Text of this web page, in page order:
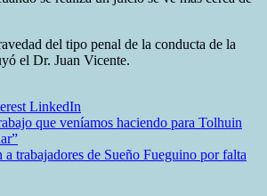
del tipo penal de la conducta de la
el Dr. Juan Vicente.
LinkedIn
que veníamos haciendo para Tolhuin
a trabajadores de Sueño Fueguino por falta